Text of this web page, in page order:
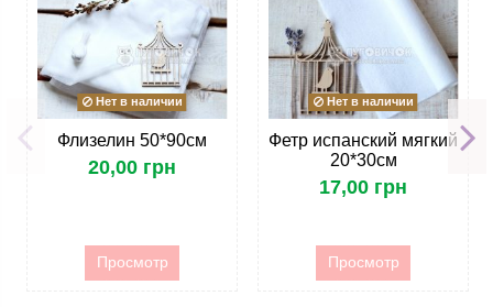
Нет в наличии
Флизелин 50*90см
20,00 грн
Просмотр
Нет в наличии
Фетр испанский мягкий
20*30см
17,00 грн
Просмотр